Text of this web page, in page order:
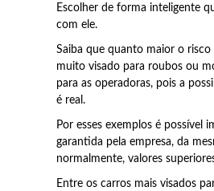
Escolher de forma inteligente
com ele.
Saiba que quanto maior o
muito visado para roubos ou
para as operadoras, pois a
é real.
Por esses exemplos é possível
garantida pela empresa, da
normalmente, valores
Entre os carros mais visados